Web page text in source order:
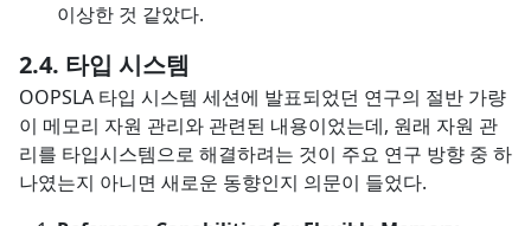
이상한 것 같았다.
타입 시스템
OOPSLA 타입 시스템 세션에 발표되었던 연구의 절반 가량
이 메모리 자원 관리와 관련된 내용이었는데, 원래 자원 관
리를 타입시스템으로 해결하려는 것이 주요 연구 방향 중 하
나였는지 아니면 새로운 동향인지 의문이 들었다.